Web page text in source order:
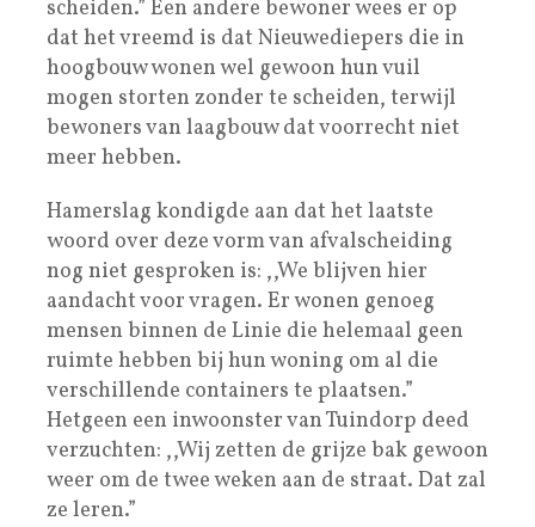
scheiden.” Een andere bewoner wees er op
dat het vreemd is dat Nieuwediepers die in
hoogbouw wonen wel gewoon hun vuil
mogen storten zonder te scheiden, terwijl
bewoners van laagbouw dat voorrecht niet
meer hebben.
Hamerslag kondigde aan dat het laatste
woord over deze vorm van afvalscheiding
nog niet gesproken is: ,,We blijven hier
aandacht voor vragen. Er wonen genoeg
mensen binnen de Linie die helemaal geen
ruimte hebben bij hun woning om al die
verschillende containers te plaatsen.”
Hetgeen een inwoonster van Tuindorp deed
verzuchten: ,,Wij zetten de grijze bak gewoon
weer om de twee weken aan de straat. Dat zal
ze leren.”